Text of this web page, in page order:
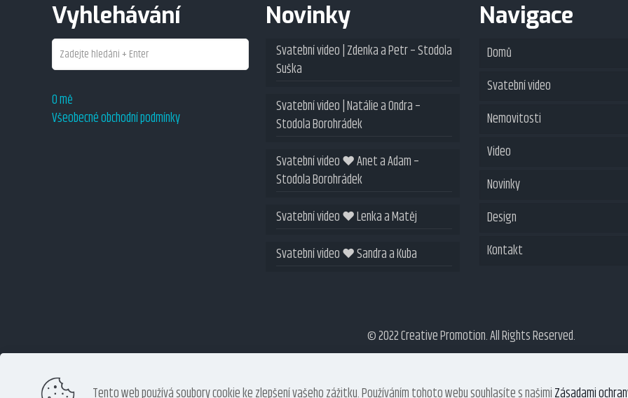
Vyhlehávání
O mě
Všeobecné obchodní podmínky
Novinky
Svatební video | Zdenka a Petr – Stodola
Suška
Svatební video | Natálie a Ondra –
Stodola Borohrádek
Svatební video ❤ Anet a Adam –
Stodola Borohrádek
Svatební video ❤ Lenka a Matěj
Svatební video ❤ Sandra a Kuba
Navigace
Domů
Svatební video
Nemovitosti
Fotografie
Videoprohlídky
Virtuální prohlídky
Virtual staging
Video
Maturitní video
Videoprohlídky nemovitostí
360 video spin
Novinky
Design
Webové stránky
Kontakt
© 2022 Creative Promotion. All Rights Reserved.
Tento web používá soubory cookie ke zlepšení vašeho zážitku. Používáním tohoto webu souhlasíte s našimiZásadami